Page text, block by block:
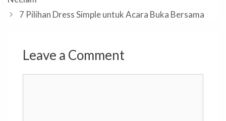
7 Pilihan Dress Simple untuk Acara Buka Bersama
Leave a Comment